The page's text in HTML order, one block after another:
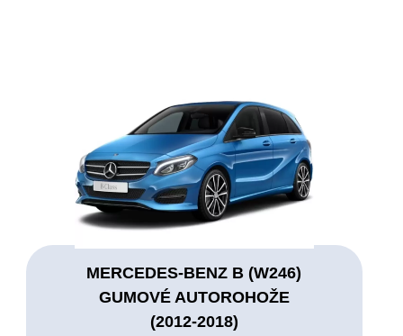
MERCEDES-BENZ B (W246)
GUMOVÉ AUTOROHOŽE
(2012-2018)